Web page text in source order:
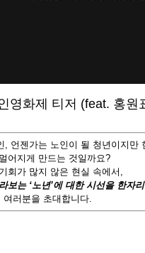
영화제 티저 (feat. 홍원
, 언젠가는 노인이 될 청년이지
어지게 만드는 것일까요?
회가 많지 않은 현실 속에서,
보는 ‘노년’에 대한 시선을 한자
러분을 초대합니다.